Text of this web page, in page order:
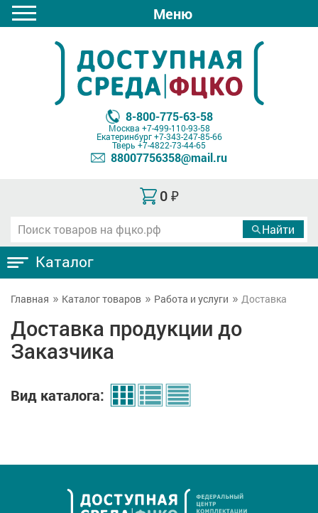
Меню
8-800-775-63-58
Москва +7-499-110-93-58
Екатеринбург+7-343-247-85-66
Тверь +7-4822-73-44-65
88007756358@mail.ru
0 ₽
Каталог
Главная Каталог товаров Работа и услуги Доставка
Доставка продукции до
Заказчика
Вид каталога: